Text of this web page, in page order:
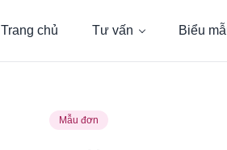
Trang chủ Tư vấn Biểu
Mẫu đơn